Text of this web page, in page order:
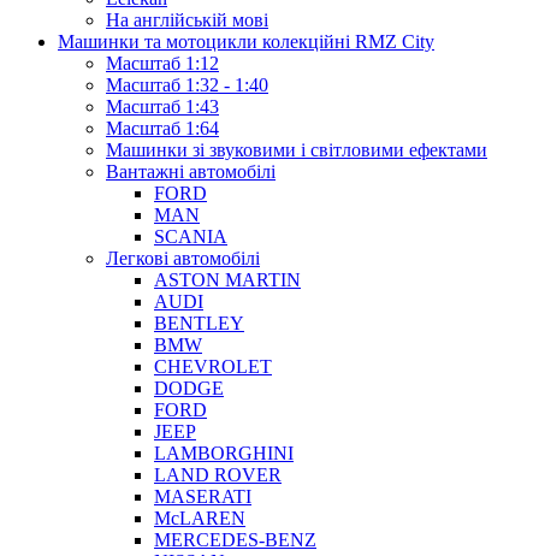
На англійській мові
Машинки та мотоцикли колекційні RMZ City
Масштаб 1:12
Масштаб 1:32 - 1:40
Масштаб 1:43
Масштаб 1:64
Машинки зі звуковими і світловими ефектами
Вантажні автомобілі
FORD
MAN
SCANIA
Легкові автомобілі
ASTON MARTIN
AUDI
BENTLEY
BMW
CHEVROLET
DODGE
FORD
JEEP
LAMBORGHINI
LAND ROVER
MASERATI
McLAREN
MERCEDES-BENZ